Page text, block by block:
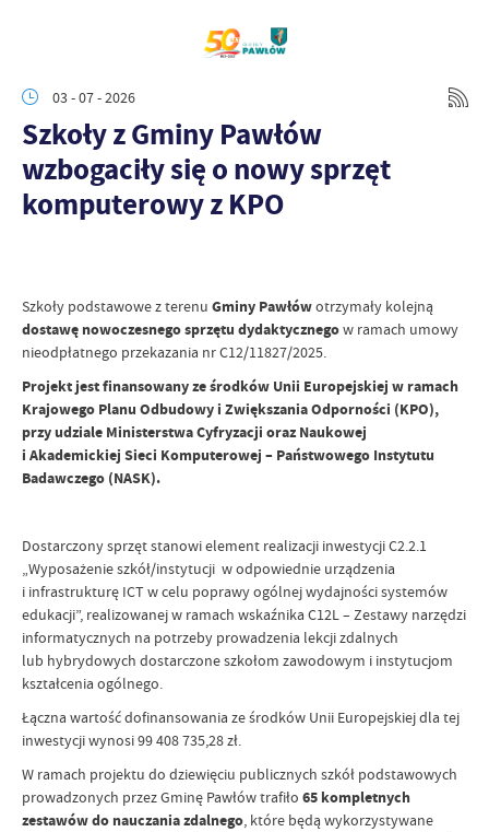
03 - 07 - 2026
Szkoły z Gminy Pawłów
wzbogaciły się o nowy sprzęt
komputerowy z KPO
Szkoły podstawowe z terenu Gminy Pawłówotrzymały kolejną
dostawę nowoczesnego sprzętu dydaktycznegow ramach umowy
nieodpłatnego przekazania nr C12/11827/2025.
Projekt jest finansowany ze środków Unii Europejskiej w ramach
Krajowego Planu Odbudowy i Zwiększania Odporności (KPO),
przy udziale Ministerstwa Cyfryzacji oraz Naukowej
i Akademickiej Sieci Komputerowej – Państwowego Instytutu
Badawczego (NASK).
Dostarczony sprzęt stanowi element realizacji inwestycji C2.2.1
„Wyposażenie szkół/instytucji w odpowiednie urządzenia
i infrastrukturę ICT w celu poprawy ogólnej wydajności systemów
edukacji”, realizowanej w ramach wskaźnika C12L – Zestawy narzędzi
informatycznych na potrzeby prowadzenia lekcji zdalnych
lub hybrydowych dostarczone szkołom zawodowym i instytucjom
kształcenia ogólnego.
Łączna wartość dofinansowania ze środków Unii Europejskiej dla tej
inwestycji wynosi 99 408 735,28 zł.
W ramach projektu do dziewięciu publicznych szkół podstawowych
prowadzonych przez Gminę Pawłów trafiło 65 kompletnych
zestawów do nauczania zdalnego, które będą wykorzystywane